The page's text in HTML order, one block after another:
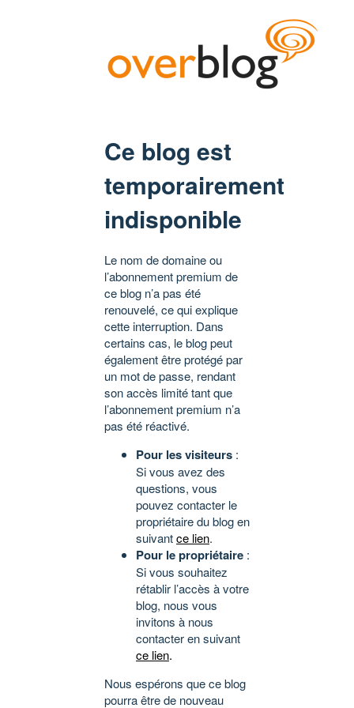
Ce blog est
temporairement
indisponible
Le nom de domaine ou
l’abonnement premium de
ce blog n’a pas été
renouvelé, ce qui explique
cette interruption. Dans
certains cas, le blog peut
également être protégé par
un mot de passe, rendant
son accès limité tant que
l’abonnement premium n’a
pas été réactivé.
Pour les visiteurs :
Si vous avez des
questions, vous
pouvez contacter le
propriétaire du blog en
suivantce lien.
Pour le propriétaire :
Si vous souhaitez
rétablir l’accès à votre
blog, nous vous
invitons à nous
contacter en suivant
ce lien.
Nous espérons que ce blog
pourra être de nouveau